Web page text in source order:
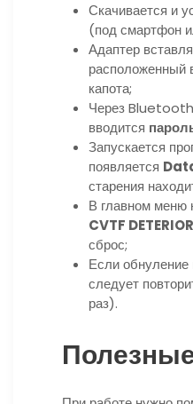
Скачивается и
(под смартфон
Адаптер
расположенный
капота;
Через Bluetooth
вводится
Запускается
появляется
старения
В главном меню
CVTF
сброс;
Если
следует
раз).